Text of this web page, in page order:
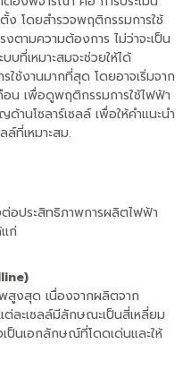
โดยสำรวจพฤติกรรมการใช้
ตามความต้องการ ไม่ว่าจะเป็น
บที่เหมาะสมจะช่วยให้ได้
ใช้งานมากที่สุด โดยอาจเริ่มจาก
น เพื่อดูพฤติกรรมการใช้ไฟฟ้า
านโซลาร์เซลล์ เพื่อให้คำแนะนำ
ล์ที่เหมาะสม.
อประสิทธิภาพการผลิตไฟฟ้า
ก่
สูงสุด เนื่องจากผลิตจาก
ละเซลล์มีลักษณะเป็นสี่เหลี่ยม
นเอกลักษณ์ที่โดดเด่นและให้